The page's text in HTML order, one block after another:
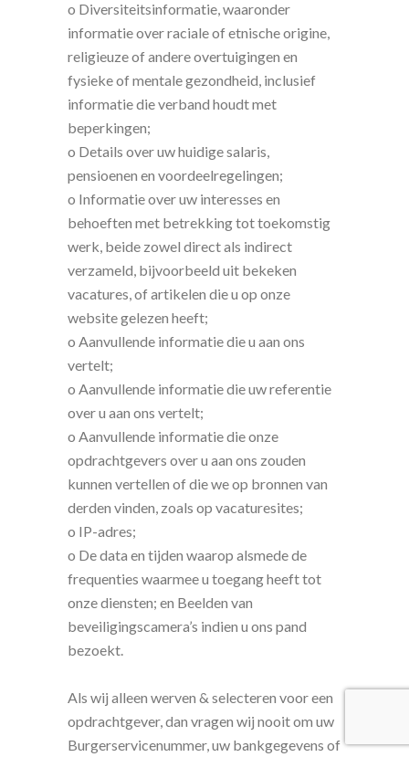
o Diversiteitsinformatie, waaronder
informatie over raciale of etnische origine,
religieuze of andere overtuigingen en
fysieke of mentale gezondheid, inclusief
informatie die verband houdt met
beperkingen;
o Details over uw huidige salaris,
pensioenen en voordeelregelingen;
o Informatie over uw interesses en
behoeften met betrekking tot toekomstig
werk, beide zowel direct als indirect
verzameld, bijvoorbeeld uit bekeken
vacatures, of artikelen die u op onze
website gelezen heeft;
o Aanvullende informatie die u aan ons
vertelt;
o Aanvullende informatie die uw referentie
over u aan ons vertelt;
o Aanvullende informatie die onze
opdrachtgevers over u aan ons zouden
kunnen vertellen of die we op bronnen van
derden vinden, zoals op vacaturesites;
o IP-adres;
o De data en tijden waarop alsmede de
frequenties waarmee u toegang heeft tot
onze diensten; en Beelden van
beveiligingscamera’s indien u ons pand
bezoekt.
Als wij alleen werven & selecteren voor een
opdrachtgever, dan vragen wij nooit om uw
Burgerservicenummer, uw bankgegevens of